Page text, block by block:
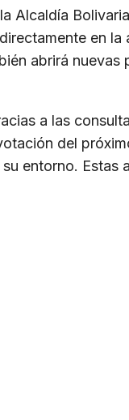
Alcaldía
en
abrirá
a las
del
entorno.